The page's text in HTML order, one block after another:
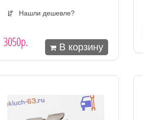
Нашли дешевле?
3050р. В корзину